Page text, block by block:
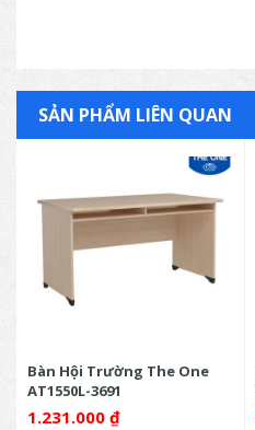
SẢN PHẨM LIÊN QUAN
Bàn Hội Trường The One
AT1550L-3691
1.231.000 ₫